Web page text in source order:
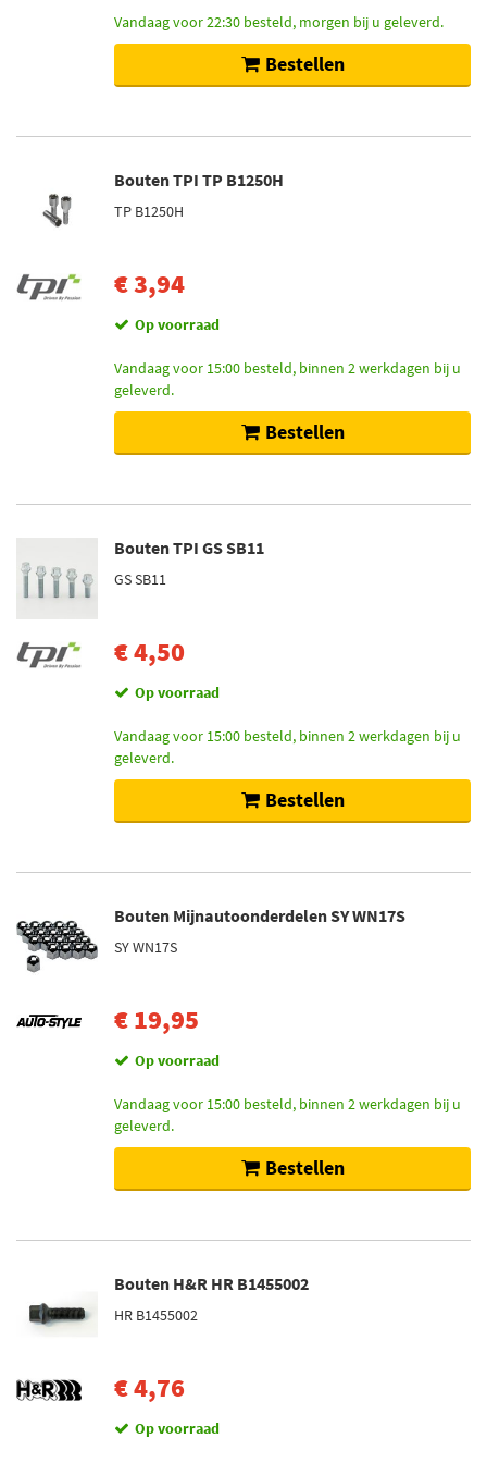
Vandaag voor 22:30 besteld, morgen bij u geleverd.
Bestellen
Bouten TPI TP B1250H
TP B1250H
€ 3,94
Op voorraad
Vandaag voor 15:00 besteld, binnen 2 werkdagen bij u
geleverd.
Bestellen
Bouten TPI GS SB11
GS SB11
€ 4,50
Op voorraad
Vandaag voor 15:00 besteld, binnen 2 werkdagen bij u
geleverd.
Bestellen
Bouten Mijnautoonderdelen SY WN17S
SY WN17S
€ 19,95
Op voorraad
Vandaag voor 15:00 besteld, binnen 2 werkdagen bij u
geleverd.
Bestellen
Bouten H&R HR B1455002
HR B1455002
€ 4,76
Op voorraad